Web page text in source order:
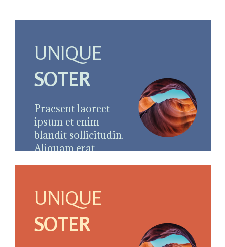
UNIQUE
SOTER
Praesent laoreet
ipsum et enim
blandit sollicitudin.
Aliquam erat
UNIQUE
SOTER